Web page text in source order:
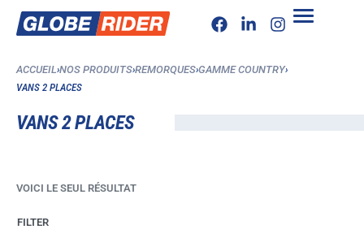
ACCUEIL›NOS PRODUITS›REMORQUES›GAMME COUNTRY›
VANS 2 PLACES
VANS 2 PLACES
VOICI LE SEUL RÉSULTAT
FILTER